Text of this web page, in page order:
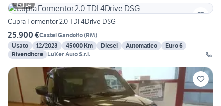
14
Cupra Formentor 2.0 TDI 4Drive DSG
25.900 €Castel Gandolfo(RM)
Usato
12/2023 45000 Km Diesel Automatico
Euro 6
Rivenditore LuXer Auto S.r.l.